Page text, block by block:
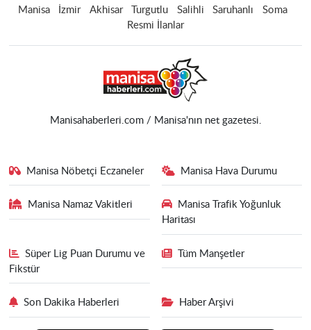
Manisa İzmir Akhisar Turgutlu Salihli Saruhanlı
Soma
Resmi İlanlar
Manisahaberleri.com / Manisa'nın net gazetesi.
Manisa Nöbetçi Eczaneler Manisa Hava Durumu
Manisa Namaz Vakitleri
Manisa Trafik Yoğunluk
Haritası
Süper Lig Puan Durumu ve
Fikstür
Tüm Manşetler
Son Dakika Haberleri Haber Arşivi